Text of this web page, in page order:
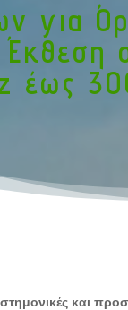
για
έως
και